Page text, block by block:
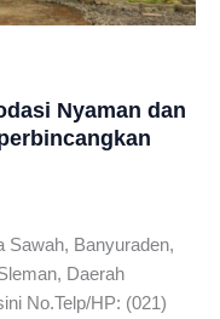
Nyaman dan
Sawah, Banyuraden,
Daerah
No.Telp/HP: (021)